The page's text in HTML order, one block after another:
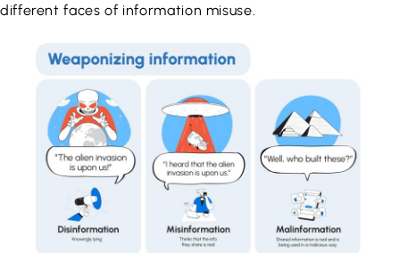
different faces of information misuse.